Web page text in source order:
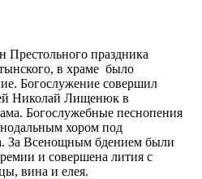
Престольного праздника
в храме было
Богослужение совершил
Николай Лищенюк в
Богослужебные песнопения
хором под
За Всенощным бдением были
и совершена лития с
вина и елея.